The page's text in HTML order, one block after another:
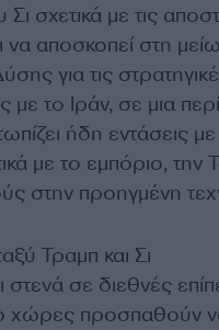
σχετικά με τις
να αποσκοπεί στη
για τις
με το Ιράν, σε μια
ήδη εντάσεις
με το εμπόριο, την
στην προηγμένη
Τραμπ και Σι
στενά σε διεθνές
χώρες προσπαθούν